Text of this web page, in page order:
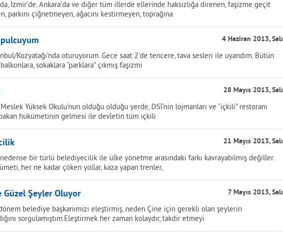
İzmir’de, Ankara’da ve diğer tüm illerde ellerinde haksızlığa direnen, faşizme geçit
parkını çiğnetmeyen, ağacını kestirmeyen, toprağına
4 Haziran 2013, Salı
Kozyatağı’nda oturuyorum. Gece saat 2’de tencere, tava sesleri ile uyandım. Bütün
sokaklara “parklara” çıkmış faşizmi
28 Mayıs 2013, Salı
Yüksek Okulu’nun olduğu olduğu yerde, DSİ’nin lojmanları ve “içkili” restoranı
hükümetinin gelmesi ile devletin tüm içkili
21 Mayıs 2013, Salı
bir türlü belediyecilik ile ülke yönetme arasındaki farkı kavrayabilmiş değiller.
her ne kadar çöken yollar, kaza yapan trenler,
Güzel Şeyler Oluyor 7 Mayıs 2013, Salı
belediye başkanımızı eleştirmiş, neden Çine için gerekli olan şeylerin
sorgulamıştım.Eleştirmek her zaman kolaydır, takdir etmeyi